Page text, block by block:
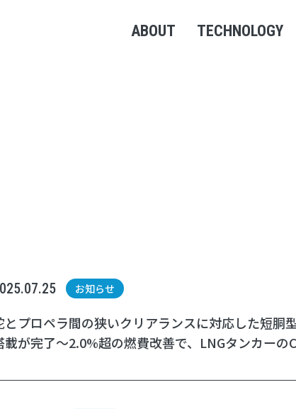
ABOUT TECHNOLOGY
お知らせ
とプロペラ間の狭いクリアランスに対応した短胴
載が完了〜2.0%超の燃費改善で、LNGタンカー